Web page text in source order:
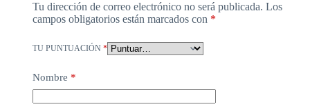
Tu dirección de correo electrónico no será publicada. Los
campos obligatorios están marcados con *
TU PUNTUACIÓN *
Nombre *